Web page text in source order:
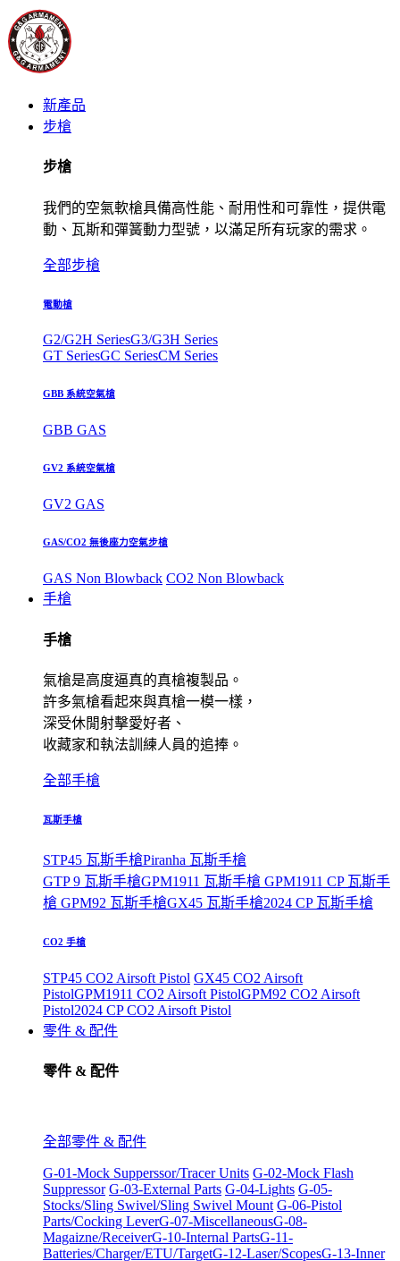
新產品
步槍
步槍
我們的空氣軟槍具備高性能、耐用性和可靠性，提供電
動、瓦斯和彈簧動力型號，以滿足所有玩家的需求。
全部步槍
電動槍
G2/G2H SeriesG3/G3H Series
GT SeriesGC SeriesCM Series
GBB 系統空氣槍
GBB GAS
GV2 系統空氣槍
GV2 GAS
GAS/CO2 無後座力空氣步槍
GAS Non Blowback CO2 Non Blowback
手槍
手槍
氣槍是高度逼真的真槍複製品。
許多氣槍看起來與真槍一模一樣，
深受休閒射擊愛好者、
收藏家和執法訓練人員的追捧。
全部手槍
瓦斯手槍
STP45 瓦斯手槍Piranha 瓦斯手槍
GTP 9 瓦斯手槍GPM1911 瓦斯手槍 GPM1911 CP 瓦斯手
槍 GPM92 瓦斯手槍GX45 瓦斯手槍2024 CP 瓦斯手槍
CO2 手槍
STP45 CO2 Airsoft Pistol GX45 CO2 Airsoft
PistolGPM1911 CO2 Airsoft PistolGPM92 CO2 Airsoft
Pistol2024 CP CO2 Airsoft Pistol
零件 & 配件
零件 & 配件
全部零件 & 配件
G-01-Mock Supperssor/Tracer Units G-02-Mock Flash
Suppressor G-03-External Parts G-04-Lights G-05-
Stocks/Sling Swivel/Sling Swivel Mount G-06-Pistol
Parts/Cocking LeverG-07-MiscellaneousG-08-
Magaizne/ReceiverG-10-Internal PartsG-11-
Batteries/Charger/ETU/TargetG-12-Laser/ScopesG-13-Inner